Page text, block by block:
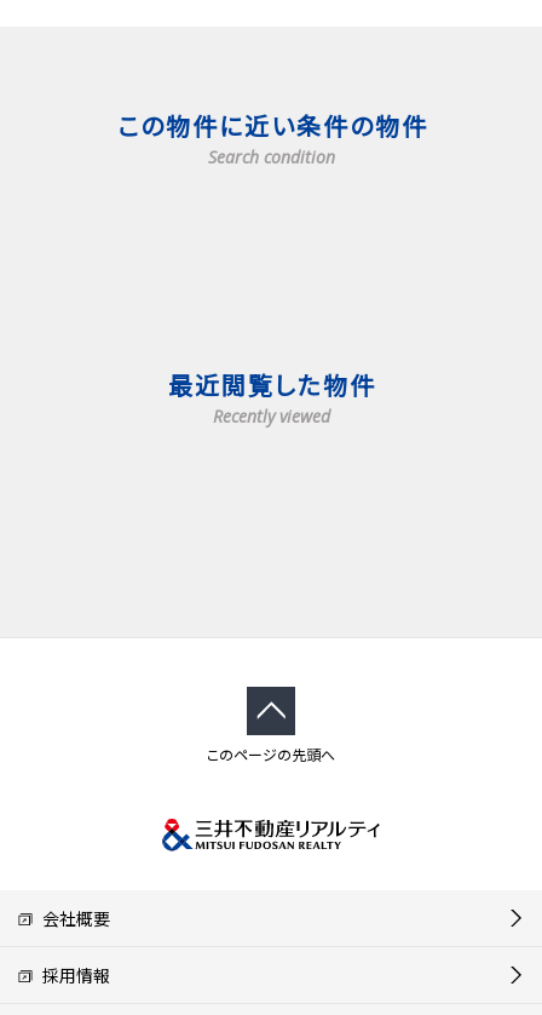
この物件に近い条件の物件
Search condition
最近閲覧した物件
Recently viewed
このページの先頭へ
会社概要
採用情報